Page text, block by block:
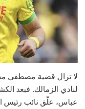
لا تزال قضية مصطفى
لنادي الزمالك. فبعد
عباس، علّق نائب رئيس